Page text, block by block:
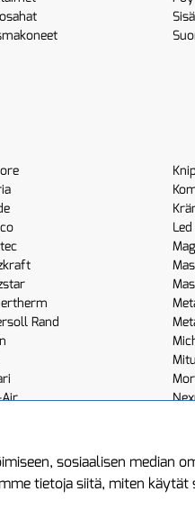
Rand
Air
Asiakastilini
sosiaalisen median
tietoja siitä, miten